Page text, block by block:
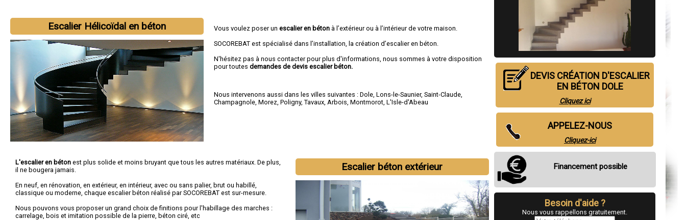
Escalier Hélicoïdal en béton Vous voulez poser unescalier en béton à l’extérieur ou à l’intérieur de votre maison.
SOCOREBAT est spécialisé dans l’installation, la création d’escalier en béton.
N'hésitez pas à nous contacter pour plus d'informations, nous sommes à votre disposition
pour toutesdemandes de devis escalier béton.
Nous intervenons aussi dans les villes suivantes :Dole,Lons-le-Saunier,Saint-Claude,
Champagnole,Morez,Poligny,Tavaux,Arbois,Montmorot,L'Isle-d'Abeau
Escalier béton extérieur
L'escalier en béton est plus solide et moins bruyant que tous les autres matériaux. De plus,
il ne bougera jamais.
En neuf, en rénovation, en extérieur, en intérieur, avec ou sans palier, brut ou habillé,
classique ou moderne, chaque escalier béton réalisé par SOCOREBAT est sur-mesure.
Nous pouvons vous proposer un grand choix de finitions pour l'habillage des marches :
carrelage, bois et imitation possible de la pierre, béton ciré, etc
DEVIS CRÉATION D'ESCALIER
EN BÉTON DOLE
Cliquez ici
APPELEZ-NOUS
Cliquez-ici
Financement possible
Besoin d'aide ?
Nous vous rappellons gratuitement.